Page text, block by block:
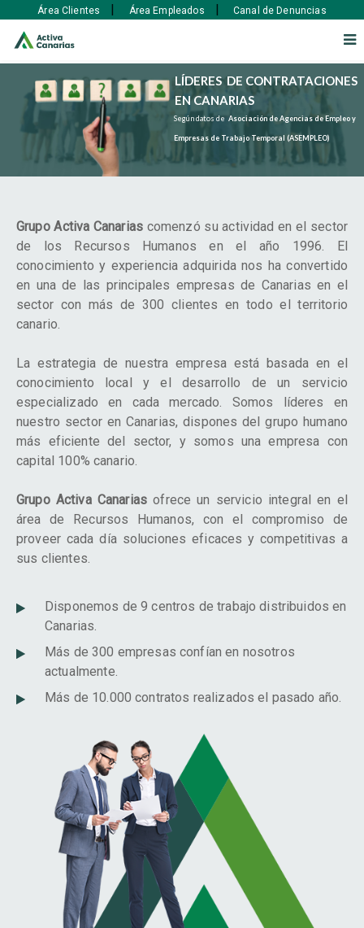
LÍDERES  DE CONTRATACIONES
EN CANARIAS
Según datos de Asociación de Agencias de Empleo y
Empresas de Trabajo Temporal (ASEMPLEO)
Grupo Activa Canarias comenzó su actividad en el sector
de los Recursos Humanos en el año 1996. El
conocimiento y experiencia adquirida nos ha convertido
en una de las principales empresas de Canarias en el
sector con más de 300 clientes en todo el territorio
canario.
La estrategia de nuestra empresa está basada en el
conocimiento local y el desarrollo de un servicio
especializado en cada mercado. Somos líderes en
nuestro sector en Canarias, dispones del grupo humano
más eficiente del sector, y somos una empresa con
capital 100% canario.
Grupo Activa Canarias ofrece un servicio integral en el
área de Recursos Humanos, con el compromiso de
proveer cada día soluciones eficaces y competitivas a
sus clientes.
Disponemos de 9 centros de trabajo distribuidos en
Canarias.
Más de 300 empresas confían en nosotros
actualmente.
Más de 10.000 contratos realizados el pasado año.
Área Clientes | Área Empleados | Canal de Denuncias